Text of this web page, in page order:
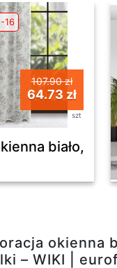
16
107.90 zł
64.73 zł
szt
biało,
okienna
– WIKI |